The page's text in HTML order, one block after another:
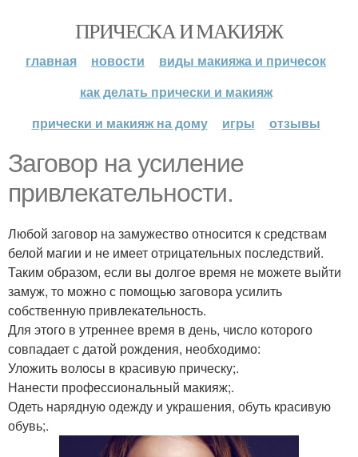
ПРИЧЕСКА И МАКИЯЖ
главная новости
виды макияжа и причесок
как делать прически и макияж
прически и макияж на дому
игры отзывы
Заговор на усиление
привлекательности.
Любой заговор на замужество относится к средствам
белой магии и не имеет отрицательных последствий.
Таким образом, если вы долгое время не можете выйти
замуж, то можно с помощью заговора усилить
собственную привлекательность.
Для этого в утреннее время в день, число которого
совпадает с датой рождения, необходимо:
Уложить волосы в красивую прическу;.
Нанести профессиональный макияж;.
Одеть нарядную одежду и украшения, обуть красивую
обувь;.